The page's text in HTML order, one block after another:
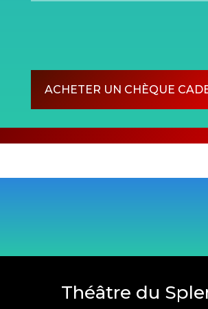
ACHETER UN CHÈQUE
Théâtre du